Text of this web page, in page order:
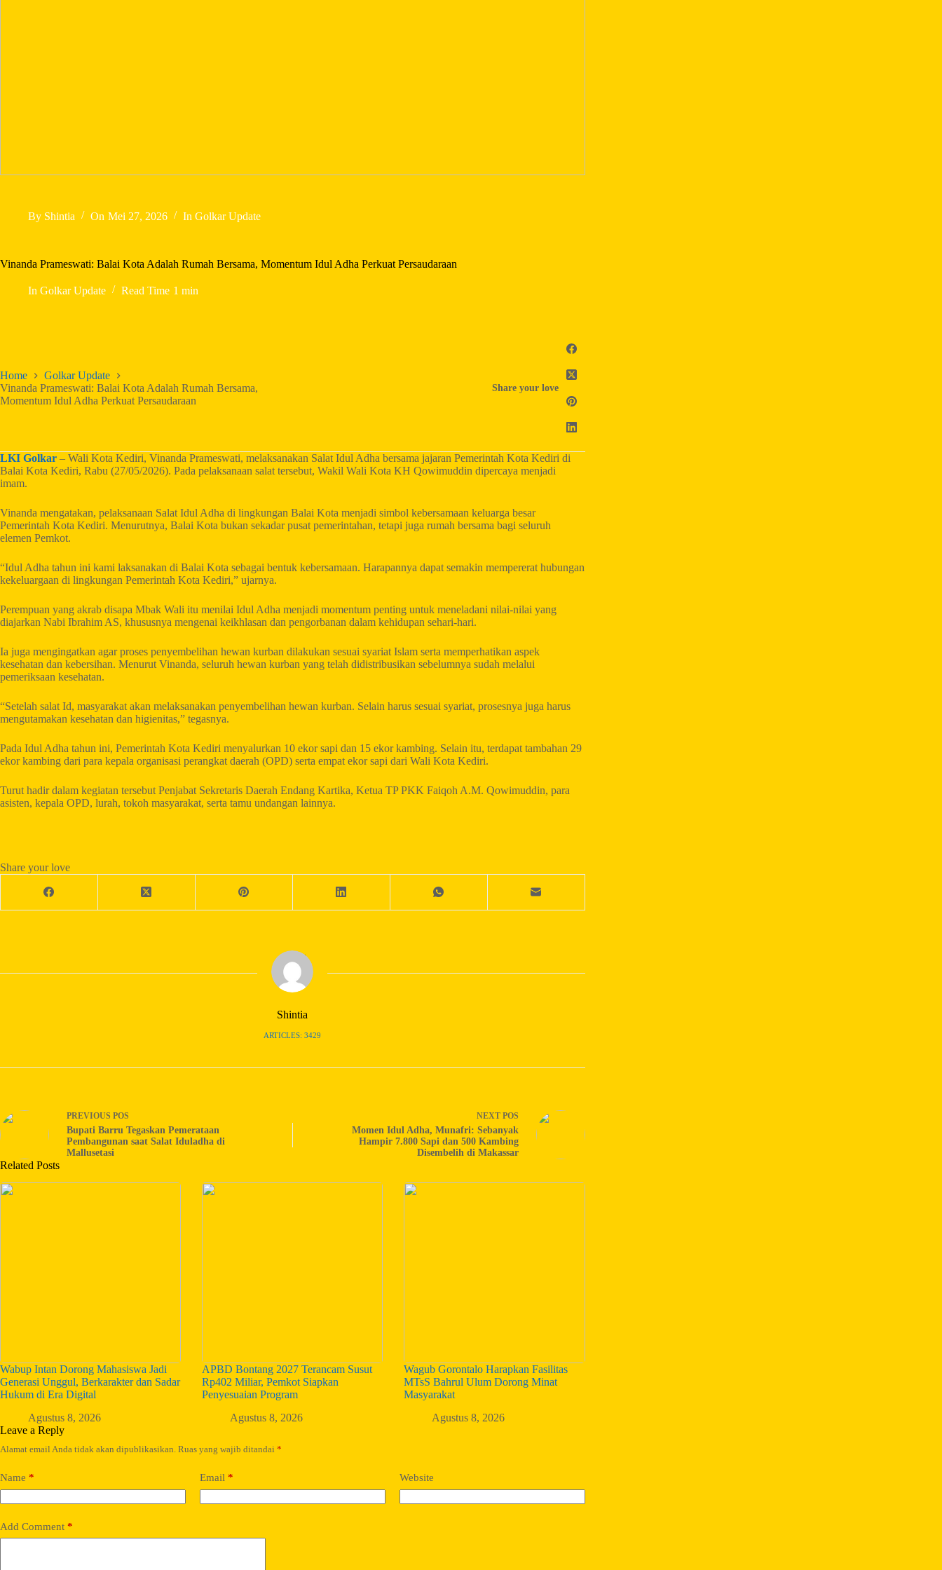
By Shintia On Mei 27, 2026 In Golkar Update
Vinanda Prameswati: Balai Kota Adalah Rumah Bersama, Momentum Idul Adha Perkuat Persaudaraan
In Golkar Update Read Time 1 min
Home
Golkar Update
Vinanda Prameswati: Balai Kota Adalah Rumah Bersama,
Momentum Idul Adha Perkuat Persaudaraan
Share your love
LKI Golkar – Wali Kota Kediri, Vinanda Prameswati, melaksanakan Salat Idul Adha bersama jajaran Pemerintah Kota Kediri di
Balai Kota Kediri, Rabu (27/05/2026). Pada pelaksanaan salat tersebut, Wakil Wali Kota KH Qowimuddin dipercaya menjadi
imam.
Vinanda mengatakan, pelaksanaan Salat Idul Adha di lingkungan Balai Kota menjadi simbol kebersamaan keluarga besar
Pemerintah Kota Kediri. Menurutnya, Balai Kota bukan sekadar pusat pemerintahan, tetapi juga rumah bersama bagi seluruh
elemen Pemkot.
“Idul Adha tahun ini kami laksanakan di Balai Kota sebagai bentuk kebersamaan. Harapannya dapat semakin mempererat hubungan
kekeluargaan di lingkungan Pemerintah Kota Kediri,” ujarnya.
Perempuan yang akrab disapa Mbak Wali itu menilai Idul Adha menjadi momentum penting untuk meneladani nilai-nilai yang
diajarkan Nabi Ibrahim AS, khususnya mengenai keikhlasan dan pengorbanan dalam kehidupan sehari-hari.
Ia juga mengingatkan agar proses penyembelihan hewan kurban dilakukan sesuai syariat Islam serta memperhatikan aspek
kesehatan dan kebersihan. Menurut Vinanda, seluruh hewan kurban yang telah didistribusikan sebelumnya sudah melalui
pemeriksaan kesehatan.
“Setelah salat Id, masyarakat akan melaksanakan penyembelihan hewan kurban. Selain harus sesuai syariat, prosesnya juga harus
mengutamakan kesehatan dan higienitas,” tegasnya.
Pada Idul Adha tahun ini, Pemerintah Kota Kediri menyalurkan 10 ekor sapi dan 15 ekor kambing. Selain itu, terdapat tambahan 29
ekor kambing dari para kepala organisasi perangkat daerah (OPD) serta empat ekor sapi dari Wali Kota Kediri.
Turut hadir dalam kegiatan tersebut Penjabat Sekretaris Daerah Endang Kartika, Ketua TP PKK Faiqoh A.M. Qowimuddin, para
asisten, kepala OPD, lurah, tokoh masyarakat, serta tamu undangan lainnya.
Share your love
Shintia
ARTICLES: 3429
PREVIOUS POS
Bupati Barru Tegaskan Pemerataan
Pembangunan saat Salat Iduladha di
Mallusetasi
NEXT POS
Momen Idul Adha, Munafri: Sebanyak
Hampir 7.800 Sapi dan 500 Kambing
Disembelih di Makassar
Related Posts
Wabup Intan Dorong Mahasiswa Jadi
Generasi Unggul, Berkarakter dan Sadar
Hukum di Era Digital
Agustus 8, 2026
APBD Bontang 2027 Terancam Susut
Rp402 Miliar, Pemkot Siapkan
Penyesuaian Program
Agustus 8, 2026
Wagub Gorontalo Harapkan Fasilitas
MTsS Bahrul Ulum Dorong Minat
Masyarakat
Agustus 8, 2026
Leave a Reply
Alamat email Anda tidak akan dipublikasikan. Ruas yang wajib ditandai *
Name * Email * Website
Add Comment *